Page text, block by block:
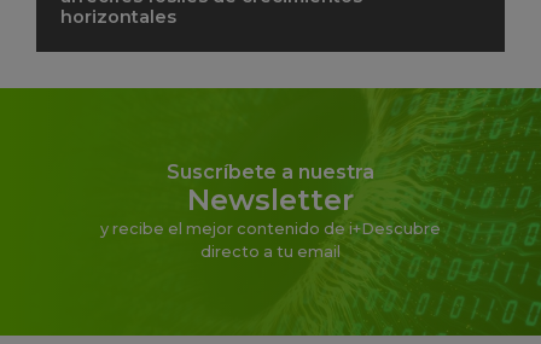
horizontales
Suscríbete a nuestra
Newsletter
y recibe el mejor contenido de i+Descubre
directo a tu email